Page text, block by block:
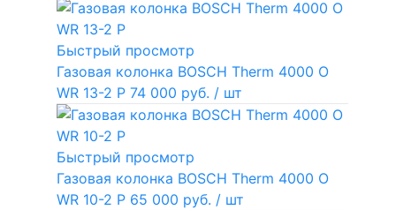
Быстрый просмотр
Газовая колонка BOSCH Therm 4000 O
WR 13-2 P 74 000 руб. / шт
Быстрый просмотр
Газовая колонка BOSCH Therm 4000 O
WR 10-2 P 65 000 руб. / шт